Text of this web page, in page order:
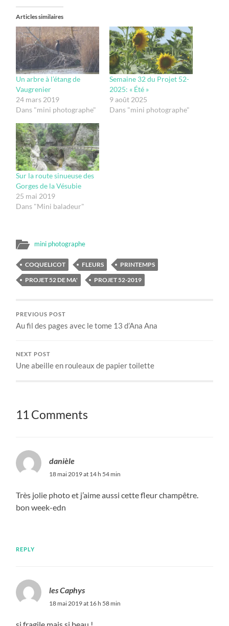
Articles similaires
Un arbre à l’étang de
Vaugrenier
24 mars 2019
Dans "mini photographe"
Semaine 32 du Projet 52-
2025: « Été »
9 août 2025
Dans "mini photographe"
Sur la route sinueuse des
Gorges de la Vésubie
25 mai 2019
Dans "Mini baladeur"
mini photographe
COQUELICOT FLEURS
PRINTEMPS
PROJET 52 DE MA'
PROJET 52-2019
PREVIOUS POST
Au fil des pages avec le tome 13 d’Ana Ana
NEXT POST
Une abeille en rouleaux de papier toilette
11 Comments
danièle
18 mai 2019 at 14 h 54 min
Très jolie photo et j’aime aussi cette fleur champêtre.
bon week-edn
REPLY
les Caphys
18 mai 2019 at 16 h 58 min